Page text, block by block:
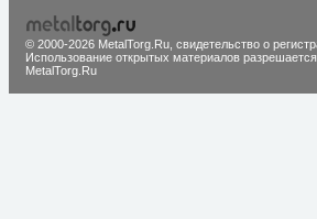
© 2000-2026 MetalTorg.Ru, cвидетельство о
Использование открытых материалов
MetalTorg.Ru